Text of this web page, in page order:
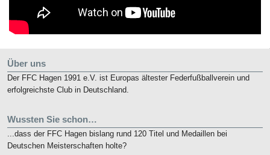
Über uns
Der FFC Hagen 1991 e.V. ist Europas ältester Federfußballverein und
erfolgreichste Club in Deutschland.
Wussten Sie schon…
...dass der FFC Hagen bislang rund 120 Titel und Medaillen bei
Deutschen Meisterschaften holte?